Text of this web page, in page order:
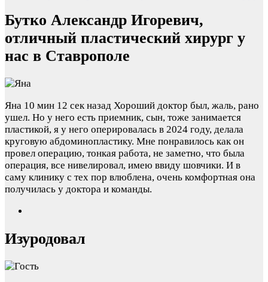
Бутко Александр Игоревич,
отличный пластический хирург у
нас в Ставрополе
Яна 10 мин 12 сек назад Хороший доктор был, жаль, рано
ушел. Но у него есть приемник, сын, тоже занимается
пластикой, я у него оперировалась в 2024 году, делала
круговую абдоминопластику. Мне понравилось как он
провел операцию, тонкая работа, не заметно, что была
операция, все нивелировал, имею ввиду шовчики. И в
саму клинику с тех пор влюблена, очень комфортная она
получилась у доктора и команды.
Изуродовал